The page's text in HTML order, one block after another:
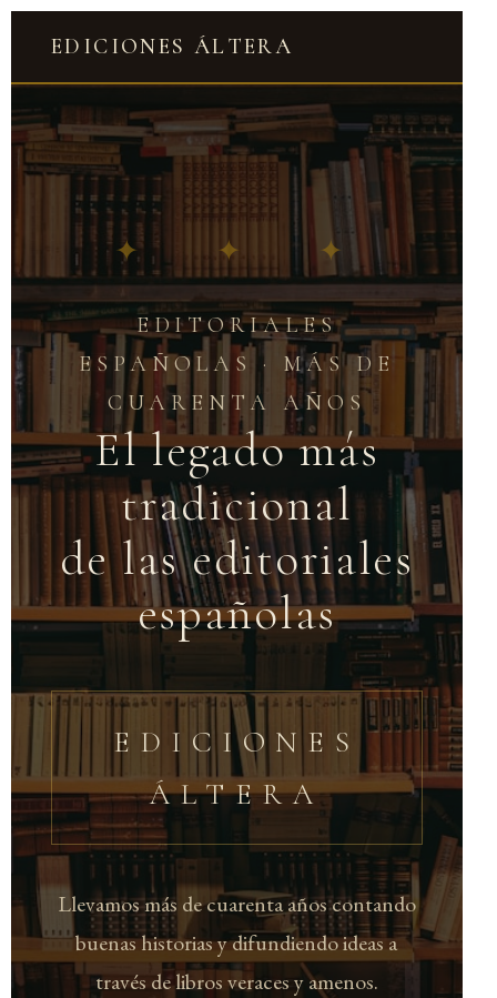
EDICIONES ÁLTERA
✦ ✦ ✦
EDITORIALES
ESPAÑOLAS · MÁS DE
CUARENTA AÑOS
El legado más
tradicional
de las editoriales
españolas
EDICIONES
ÁLTERA
Llevamos más de cuarenta años contando
buenas historias y difundiendo ideas a
través de libros veraces y amenos.